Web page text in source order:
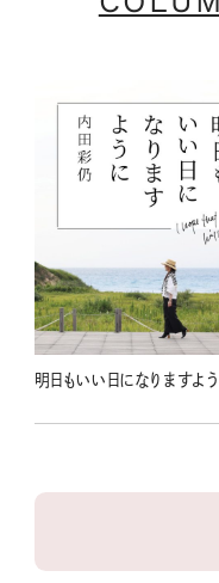
明日もいい日になりますよ